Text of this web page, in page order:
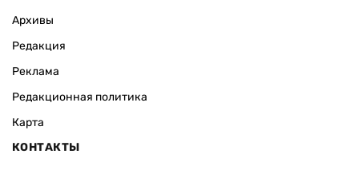
Архивы
Редакция
Реклама
Редакционная политика
Карта
КОНТАКТЫ